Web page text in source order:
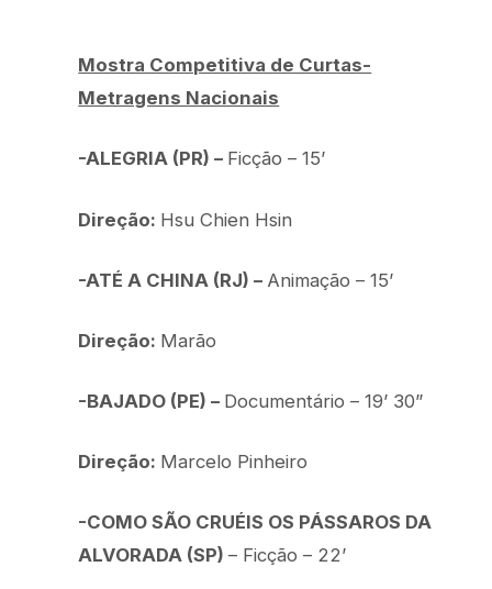
Mostra Competitiva de Curtas-
Metragens Nacionais
-ALEGRIA (PR) – Ficção – 15’
Direção: Hsu Chien Hsin
-ATÉ A CHINA (RJ) – Animação – 15’
Direção: Marão
-BAJADO (PE) – Documentário – 19’ 30”
Direção: Marcelo Pinheiro
-COMO SÃO CRUÉIS OS PÁSSAROS DA
ALVORADA (SP)– Ficção – 22’